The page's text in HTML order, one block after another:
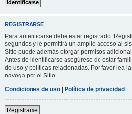
REGISTRARSE
Para autenticarse debe estar registrado.
segundos y le permitirá un amplio acceso al
Sitio puede además otorgar permisos
Antes de identificarse asegúrese de estar
de uso y políticas relacionadas. Por favor lea
navega por el Sitio.
Condiciones de uso | Política de privacidad
Registrarse